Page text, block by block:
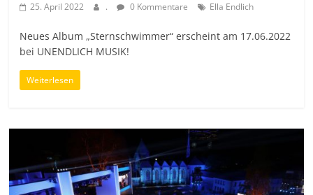
25. April 2022 . 0 Kommentare Ella Endlich
Neues Album „Sternschwimmer“ erscheint am 17.06.2022
bei UNENDLICH MUSIK!
Weiterlesen